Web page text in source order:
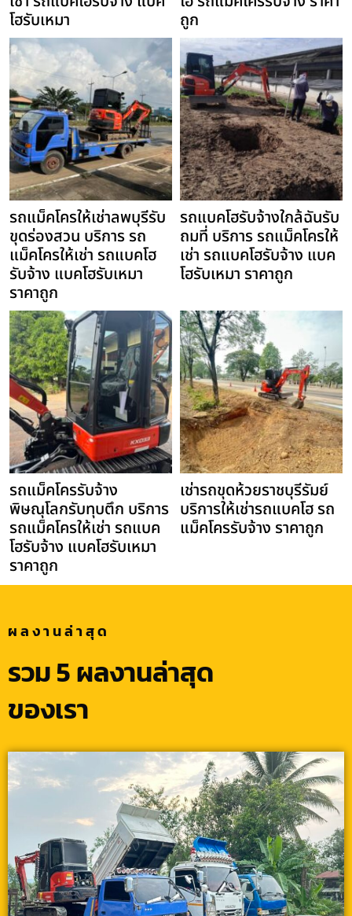
โฮรับเหมา
ถูก
รถแม็คโครให้เช่าลพบุรีรับ
ขุดร่องสวน บริการ รถ
แม็คโครให้เช่า รถแบคโฮ
รับจ้าง แบคโฮรับเหมา
ราคาถูก
รถแบคโฮรับจ้างใกล้ฉันรับ
ถมที่ บริการ รถแม็คโครให้
เช่า รถแบคโฮรับจ้าง แบค
โฮรับเหมา ราคาถูก
รถแม็คโครรับจ้าง
พิษณุโลกรับทุบตึก บริการ
รถแม็คโครให้เช่า รถแบค
โฮรับจ้าง แบคโฮรับเหมา
ราคาถูก
เช่ารถขุดห้วยราชบุรีรัมย์
บริการให้เช่ารถแบคโฮ รถ
แม็คโครรับจ้าง ราคาถูก
ผลงานล่าสุด
รวม 5 ผลงานล่าสุด
ของเรา